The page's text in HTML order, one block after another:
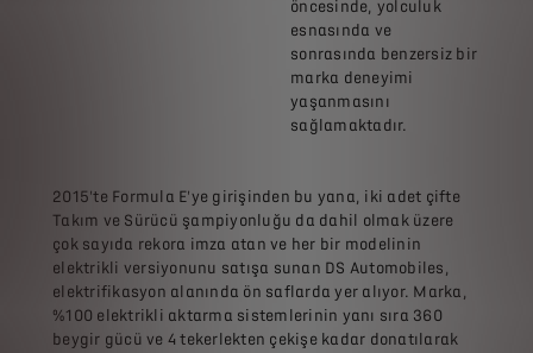
öncesinde, yolculuk
esnasında ve
sonrasında benzersiz bir
marka deneyimi
yaşanmasını
sağlamaktadır.
2015'te Formula E'ye girişinden bu yana, iki adet çifte
Takım ve Sürücü şampiyonluğu da dahil olmak üzere
çok sayıda rekora imza atan ve her bir modelinin
elektrikli versiyonunu satışa sunan DS Automobiles,
elektrifikasyon alanında ön saflarda yer alıyor. Marka,
%100 elektrikli aktarma sistemlerinin yanı sıra 360
beygir gücü ve 4 tekerlekten çekişe kadar donatılarak